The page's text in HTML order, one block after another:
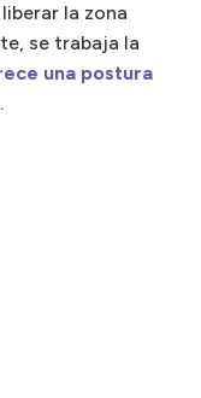
la zona
se trabaja la
una postura